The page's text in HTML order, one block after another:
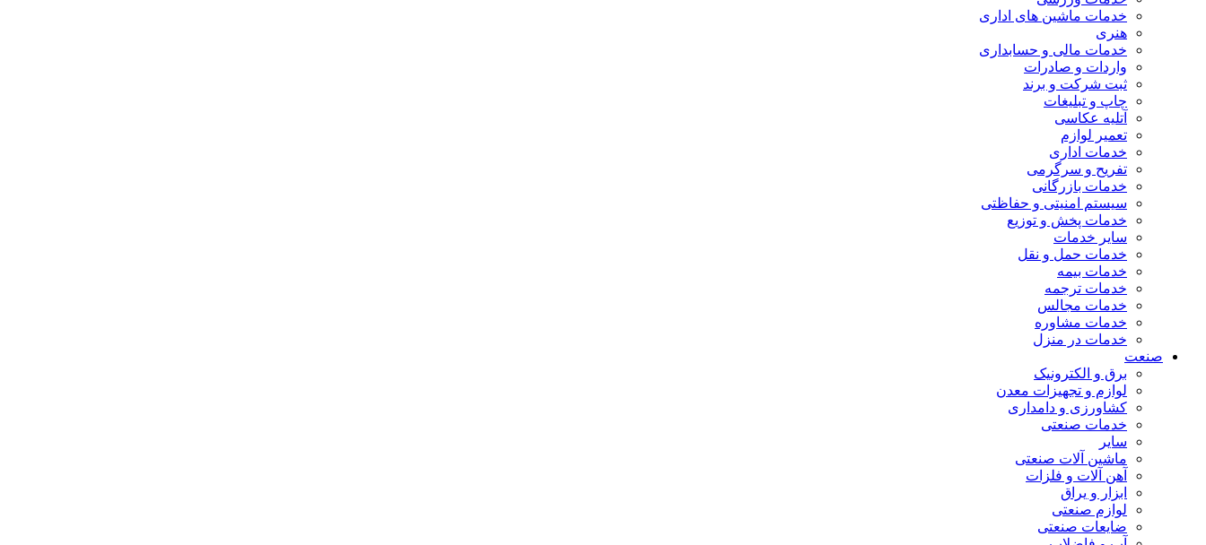
خدمات ماشین های اداری
هنری
خدمات مالی و حسابداری
واردات و صادرات
ثبت شرکت و برند
چاپ و تبلیغات
آتلیه عکاسی
تعمیر لوازم
خدمات اداری
تفریح و سرگرمی
خدمات بازرگانی
سیستم امنیتی و حفاظتی
خدمات پخش و توزیع
سایر خدمات
خدمات حمل و نقل
خدمات بیمه
خدمات ترجمه
خدمات مجالس
خدمات مشاوره
خدمات در منزل
صنعت
برق و الکترونیک
لوازم و تجهیزات معدن
کشاورزی و دامداری
خدمات صنعتی
سایر
ماشین آلات صنعتی
آهن آلات و فلزات
ابزار و یراق
لوازم صنعتی
ضایعات صنعتی